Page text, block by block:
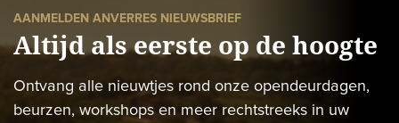
AANMELDEN ANVERRES NIEUWSBRIEF
Altijd als eerste op de hoogte
Ontvang alle nieuwtjes rond onze opendeurdagen,
beurzen, workshops en meer rechtstreeks in uw